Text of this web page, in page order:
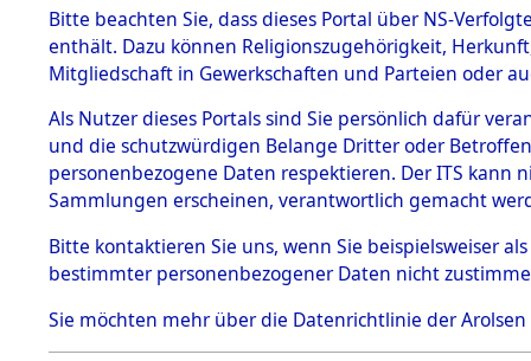
BESTÄNDE
1.
mente
5. Verschiedenes
5.3
Todesmärsche
5.3.1 Alliierte
Erhebungen
zu
Todesmärsch
en
5.3.2
von
Toter aus
Ort ihrer
0003
Bitte beachten Sie, dass dieses Portal über NS-
enthält. Dazu können Religionszugehörigkeit,
Mitgliedschaft in Gewerkschaften und Parteien oder
Als Nutzer dieses Portals sind Sie persönlich dafür
und die schutzwürdigen Belange Dritter oder
personenbezogene Daten respektieren. Der ITS
Sammlungen erscheinen, verantwortlich gemacht
Bitte kontaktieren Sie uns, wenn Sie beispielsweiser
bestimmter personenbezogener Daten nicht
Sie möchten mehr über die Datenrichtlinie der Arolsen